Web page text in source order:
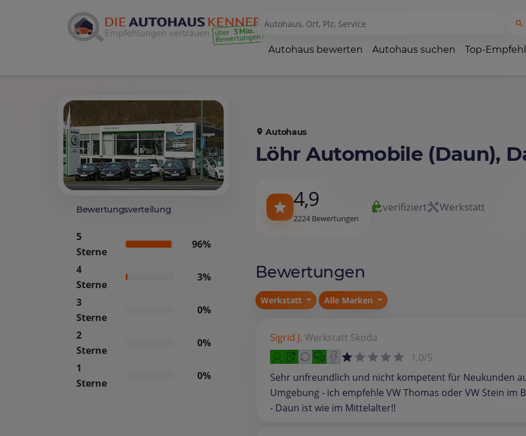
Autohaus bewerten Autohaus suchen Top-
Bewertungsverteilung
5
Sterne
96%
4
Sterne
3%
3
Sterne
0%
2
Sterne
0%
1
Sterne
0%
Autohaus
Löhr Automobile (Daun),
4,9
2224 Bewertungen
verifiziert Werkstatt
Bewertungen
Werkstatt Alle Marken
Sigrid J. Werkstatt Skoda
1,0/5
Sehr unfreundlich und nicht kompetent für Neukunden
Umgebung - ich empfehle VW Thomas oder VW Stein im
- Daun ist wie im Mittelalter!!